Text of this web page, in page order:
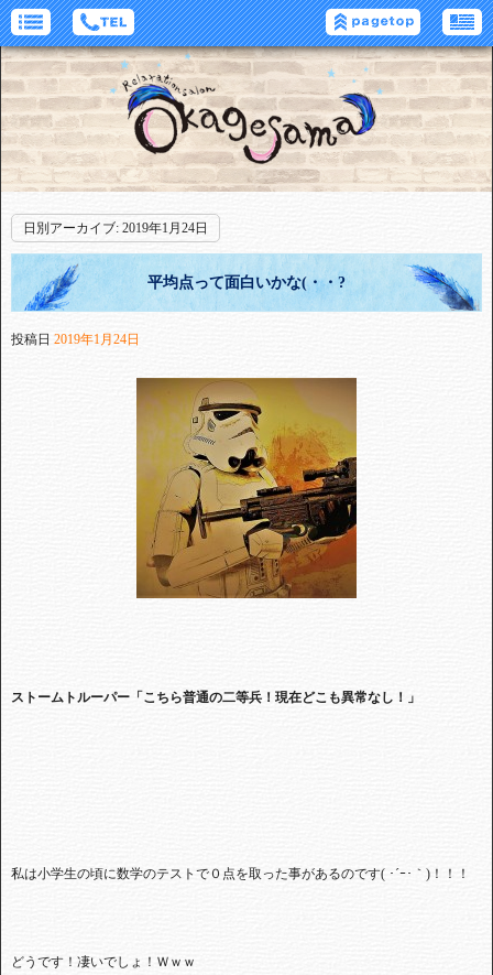
日別アーカイブ: 2019年1月24日
平均点って面白いかな(・・?
投稿日 2019年1月24日
ストームトルーパー「こちら普通の二等兵！現在どこも異常なし！」
私は小学生の頃に数学のテストで０点を取った事があるのです( ･´ｰ･｀)！！！
どうです！凄いでしょ！Ｗｗｗ